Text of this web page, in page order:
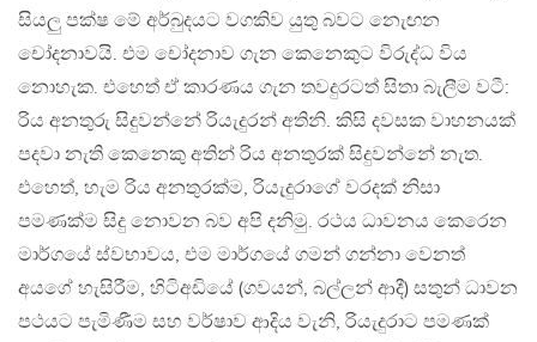
සියලු පක්ෂ මේ අර්බුදයට වගකිව යුතු බවට නැෙඟන
චෝදනාවයි. එම චෝදනාව ගැන කෙනෙකුට විරුද්ධ විය
නොහැක. එහෙත් ඒ කාරණය ගැන තවදුරටත් සිතා බැලීම වටී:
රිය අනතුරු සිදුවන්නේ රියැදුරන් අතිනි. කිසි දවසක වාහනයක්
පදවා නැති කෙනෙකු අතින් රිය අනතුරක් සිදුවන්නේ නැත.
එහෙත්, හැම රිය අනතුරක්ම, රියැදුරාගේ වරදක් නිසා
පමණක්ම සිදු නොවන බව අපි දනිමු. රථය ධාවනය කෙරෙන
මාර්ගයේ ස්වභාවය, එම මාර්ගයේ ගමන් ගන්නා වෙනත්
අයගේ හැසිරීම, හිටිඅඩියේ (ගවයන්, බල්ලන් ආදී) සතුන් ධාවන
පථයට පැමිණීම සහ වර්ෂාව ආදිය වැනි, රියැදුරාට පමණක්